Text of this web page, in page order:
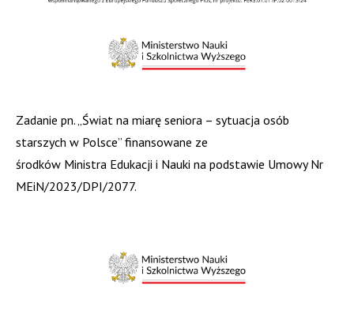
Zadanie pn. „Świat na miarę seniora – sytuacja osób
starszych w Polsce” finansowane ze
środków Ministra Edukacji i Nauki na podstawie Umowy Nr
MEiN/2023/DPI/2077.